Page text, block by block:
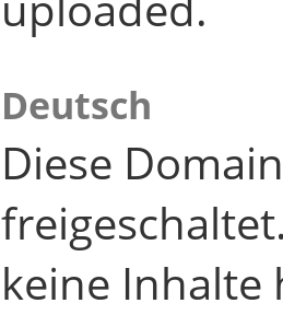
Deutsch
Diese
keine Inhalte